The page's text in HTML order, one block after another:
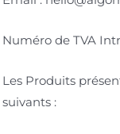
Numéro de TVA
Les Produits
suivants :